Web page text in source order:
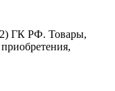
ГК РФ. Товары,